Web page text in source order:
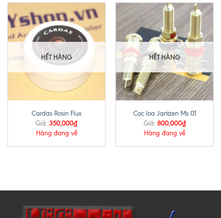
HẾT HÀNG
Cardas Rosin Flux
Giá: 350,000₫
Hàng đang về
HẾT HÀNG
Cọc loa Jantzen Ms 01
Giá: 800,000₫
Hàng đang về